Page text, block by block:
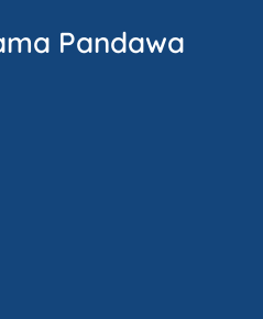
Pandawa